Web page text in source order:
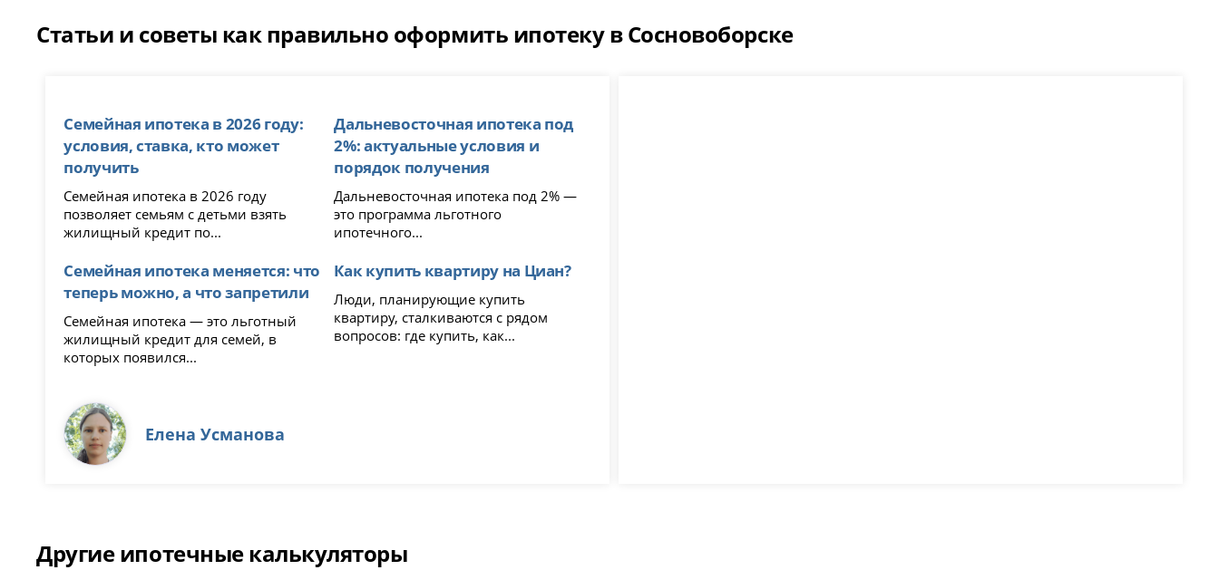
Статьи и советы как правильно оформить ипотеку в Сосновоборске
Семейная ипотека в 2026 году:
условия, ставка, кто может
получить
Семейная ипотека в 2026 году
позволяет семьям с детьми взять
жилищный кредит по...
Семейная ипотека меняется: что
теперь можно, а что запретили
Семейная ипотека — это льготный
жилищный кредит для семей, в
которых появился...
Дальневосточная ипотека под
2%: актуальные условия и
порядок получения
Дальневосточная ипотека под 2% —
это программа льготного
ипотечного...
Как купить квартиру на Циан?
Люди, планирующие купить
квартиру, сталкиваются с рядом
вопросов: где купить, как...
Елена Усманова
Другие ипотечные калькуляторы